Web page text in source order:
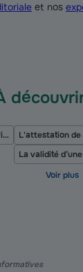
et nos
Implant dentaire : prix et remboursement